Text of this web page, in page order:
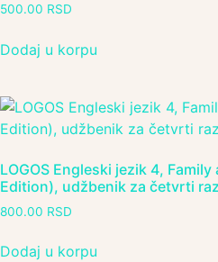
500.00 RSD
Dodaj u korpu
LOGOS Engleski jezik 4,
Edition), udžbenik za četvrti
800.00 RSD
Dodaj u korpu